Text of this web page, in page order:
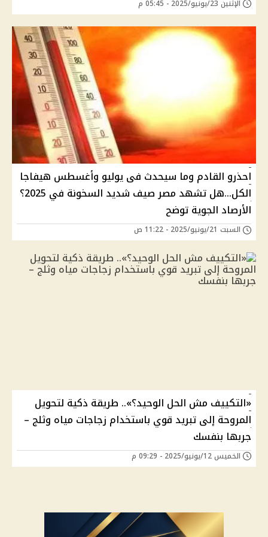
الإثنين 23/يونيو/2025 - 05:45 م
احذرو القادم وما سيحدث فى يوليو وأغسطس هيفاجا
الكل...هل تشهد مصر صيف شديد السخونة في 2025؟
الأرصاد الجوية توضح
السبت 21/يونيو/2025 - 11:22 ص
«التكييف مش الحل الوحيد؟».. طريقة ذكية لتحويل
المروحة إلى تبريد قوي باستخدام زجاجات مياه وثلج –
جربها بنفسك
الخميس 12/يونيو/2025 - 09:29 م